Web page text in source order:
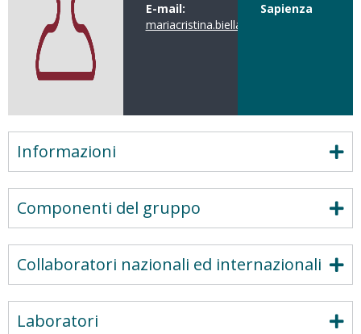
E-mail:
mariacristina.biella@uniroma1.it
Sapienza
Informazioni
Componenti del gruppo
Collaboratori nazionali ed internazionali
Laboratori